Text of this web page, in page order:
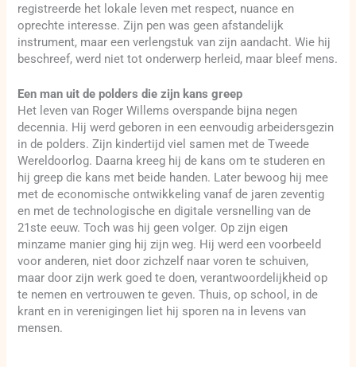
registreerde het lokale leven met respect, nuance en
oprechte interesse. Zijn pen was geen afstandelijk
instrument, maar een verlengstuk van zijn aandacht. Wie hij
beschreef, werd niet tot onderwerp herleid, maar bleef mens.
Een man uit de polders die zijn kans greep
Het leven van Roger Willems overspande bijna negen
decennia. Hij werd geboren in een eenvoudig arbeidersgezin
in de polders. Zijn kindertijd viel samen met de Tweede
Wereldoorlog. Daarna kreeg hij de kans om te studeren en
hij greep die kans met beide handen. Later bewoog hij mee
met de economische ontwikkeling vanaf de jaren zeventig
en met de technologische en digitale versnelling van de
21ste eeuw. Toch was hij geen volger. Op zijn eigen
minzame manier ging hij zijn weg. Hij werd een voorbeeld
voor anderen, niet door zichzelf naar voren te schuiven,
maar door zijn werk goed te doen, verantwoordelijkheid op
te nemen en vertrouwen te geven. Thuis, op school, in de
krant en in verenigingen liet hij sporen na in levens van
mensen.